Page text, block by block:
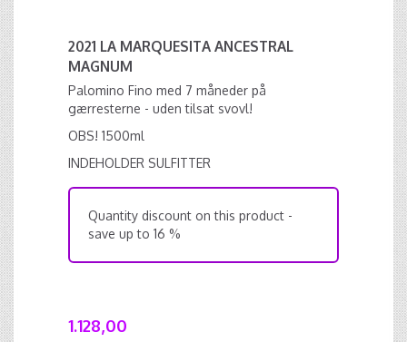
2021 LA MARQUESITA ANCESTRAL
MAGNUM
Palomino Fino med 7 måneder på
gærresterne - uden tilsat svovl!
OBS! 1500ml
INDEHOLDER SULFITTER
Quantity discount on this product -
save up to 16 %
1.128,00